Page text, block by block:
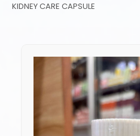
KIDNEY CARE CAPSULE